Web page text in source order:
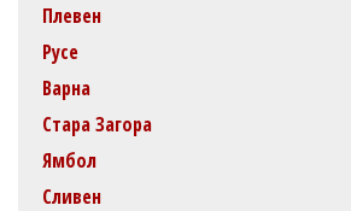
Плевен
Русе
Варна
Стара Загора
Ямбол
Сливен